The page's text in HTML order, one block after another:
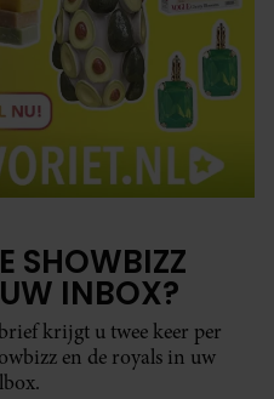
SHOWBIZZ
INBOX?
krijgt u twee keer per
en de royals in uw